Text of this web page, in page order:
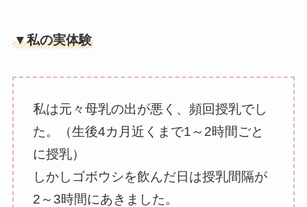
▼私の実体験
私は元々母乳の出が悪く、頻回授乳でし
た。（生後4カ月近くまで1～2時間ごと
に授乳）
しかしゴボウシを飲んだ日は授乳間隔が
2～3時間にあきました。